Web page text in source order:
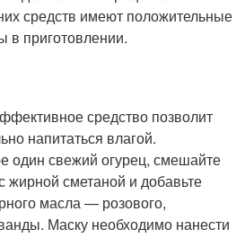
средств имеют положительные
в приготовлении.
средство позволит
напитаться влагой.
один свежий огурец, смешайте
жирной сметаной и добавьте
масла — розового,
Маску необходимо нанести